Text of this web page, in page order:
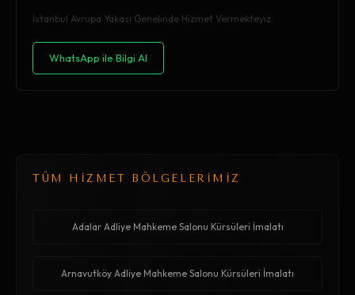
İstanbul Avrupa Yakası Genelinde Hizmet Vermekteyiz.
WhatsApp ile Bilgi Al
TÜM HİZMET BÖLGELERİMİZ
Adalar Adliye Mahkeme Salonu Kürsüleri İmalatı
Arnavutköy Adliye Mahkeme Salonu Kürsüleri İmalatı